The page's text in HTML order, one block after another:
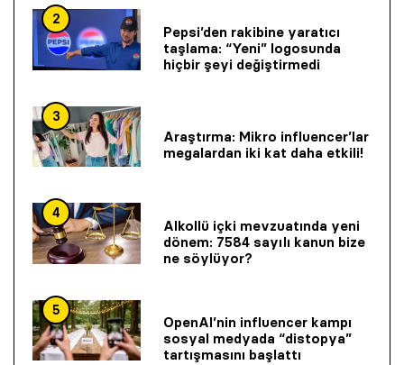
2
Pepsi’den rakibine yaratıcı
taşlama: “Yeni” logosunda
hiçbir şeyi değiştirmedi
3
Araştırma: Mikro influencer’lar
megalardan iki kat daha etkili!
4
Alkollü içki mevzuatında yeni
dönem: 7584 sayılı kanun bize
ne söylüyor?
5
OpenAI’nin influencer kampı
sosyal medyada “distopya”
tartışmasını başlattı